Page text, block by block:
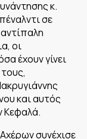
κ.
σε
οι
έχουν γίνει
και αυτός
Κεφαλά.
συνέχισε